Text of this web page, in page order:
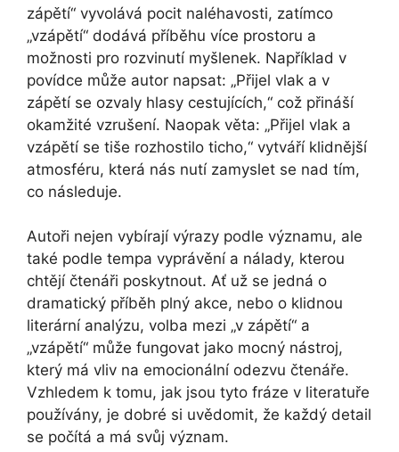
zápětí“ vyvolává pocit naléhavosti, zatímco
„vzápětí“ dodává příběhu více prostoru a
možnosti pro rozvinutí myšlenek. Například v
povídce může autor napsat: „Přijel vlak a v
zápětí se ozvaly hlasy cestujících,“ což přináší
okamžité vzrušení. Naopak věta: „Přijel vlak a
vzápětí se tiše rozhostilo ticho,“ vytváří klidnější
atmosféru, která nás nutí zamyslet se nad tím,
co následuje.
Autoři nejen vybírají výrazy podle významu, ale
také podle tempa vyprávění a nálady, kterou
chtějí čtenáři poskytnout. Ať už se jedná o
dramatický příběh plný akce, nebo o klidnou
literární analýzu, volba mezi „v zápětí“ a
„vzápětí“ může fungovat jako mocný nástroj,
který má vliv na emocionální odezvu čtenáře.
Vzhledem k tomu, jak jsou tyto fráze v literatuře
používány, je dobré si uvědomit, že každý detail
se počítá a má svůj význam.